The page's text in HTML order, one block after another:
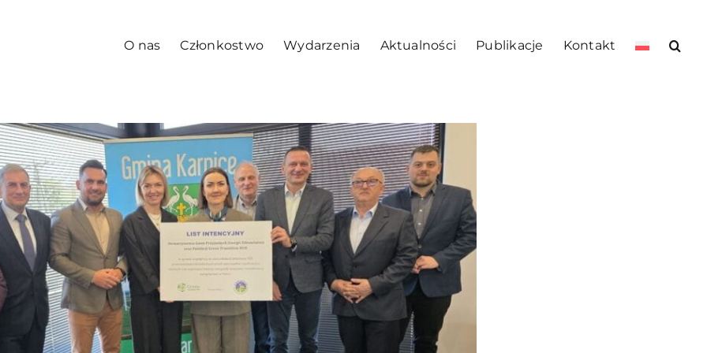
O nas Członkostwo Wydarzenia Aktualności Publikacje Kontakt